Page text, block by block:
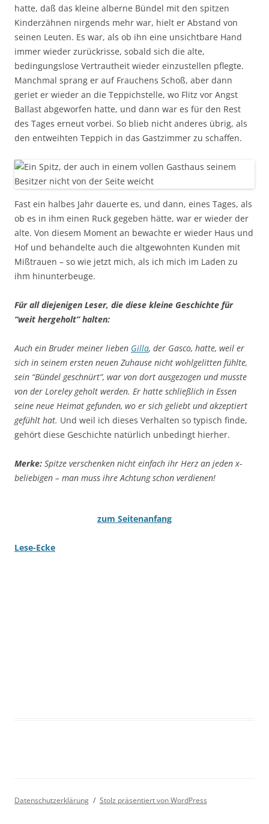
hatte, daß das kleine alberne Bündel mit den spitzen
Kinderzähnen nirgends mehr war, hielt er Abstand von
seinen Leuten. Es war, als ob ihn eine unsichtbare Hand
immer wieder zurückrisse, sobald sich die alte,
bedingungslose Vertrautheit wieder einzustellen pflegte.
Manchmal sprang er auf Frauchens Schoß, aber dann
geriet er wieder an die Teppichstelle, wo Flitz vor Angst
Ballast abgeworfen hatte, und dann war es für den Rest
des Tages erneut vorbei. So blieb nicht anderes übrig, als
den entweihten Teppich in das Gastzimmer zu schaffen.
Fast ein halbes Jahr dauerte es, und dann, eines Tages, als
ob es in ihm einen Ruck gegeben hätte, war er wieder der
alte. Von diesem Moment an bewachte er wieder Haus und
Hof und behandelte auch die altgewohnten Kunden mit
Mißtrauen – so wie jetzt mich, als ich mich im Laden zu
ihm hinunterbeuge.
Für all diejenigen Leser, die diese kleine Geschichte für
“weit hergeholt” halten:
Auch ein Bruder meiner lieben Gilla, der Gasco, hatte, weil er
sich in seinem ersten neuen Zuhause nicht wohlgelitten fühlte,
sein “Bündel geschnürt”, war von dort ausgezogen und musste
von der Loreley geholt werden. Er hatte schließlich in Essen
seine neue Heimat gefunden, wo er sich geliebt und akzeptiert
gefühlt hat. Und weil ich dieses Verhalten so typisch finde,
gehört diese Geschichte natürlich unbedingt hierher.
Merke: Spitze verschenken nicht einfach ihr Herz an jeden x-
beliebigen – man muss ihre Achtung schon verdienen!
zum Seitenanfang
Lese-Ecke
Datenschutzerklärung Stolz präsentiert von WordPress